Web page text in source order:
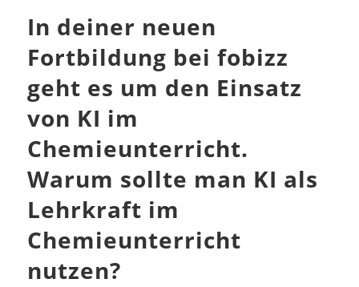
In deiner neuen
Fortbildung bei fobizz
geht es um den Einsatz
von KI im
Chemieunterricht.
Warum sollte man KI als
Lehrkraft im
Chemieunterricht
nutzen?